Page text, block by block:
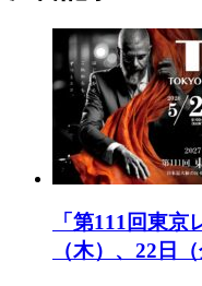
「第111回東京
（木）、22日